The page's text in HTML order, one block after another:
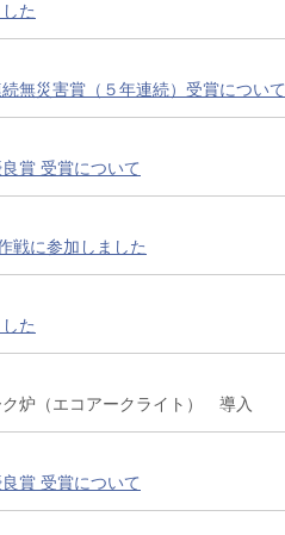
た
無災害賞（５年連続）受賞について
賞 受賞について
戦に参加しました
た
炉（エコアークライト） 導入
賞 受賞について